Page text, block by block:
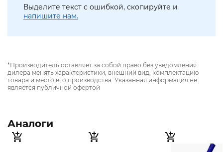
Выделите текст с ошибкой, скопируйте и
напишите нам.
*Производитель оставляет за собой право без уведомления
дилера менять характеристики, внешний вид, комплектацию
товара и место его производства. Указанная информация не
является публичной офертой
Аналоги